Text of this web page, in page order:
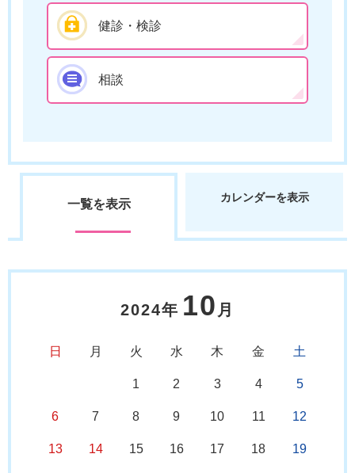
健診・検診
相談
一覧を表示 カレンダーを表示
2024年 10 月
日 月 火 水 木 金 土
1 2 3 4 5
6 7 8 9 10 11 12
13 14 15 16 17 18 19